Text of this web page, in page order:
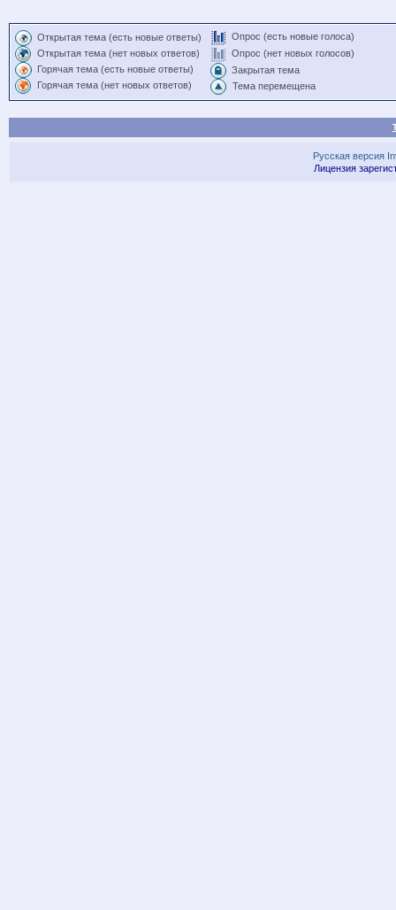
Открытая тема (есть новые ответы)
Открытая тема (нет новых ответов)
Горячая тема (есть новые ответы)
Горячая тема (нет новых ответов)
Опрос (есть новые голоса)
Опрос (нет новых голосов)
Закрытая тема
Тема перемещена
Русская версия
Лицензия